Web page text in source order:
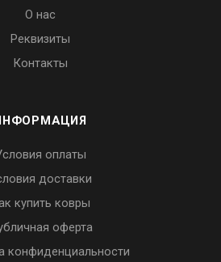
О нас
Реквизиты
Контакты
оплаты
доставки
купить ковры
оферта
конфиденциальности